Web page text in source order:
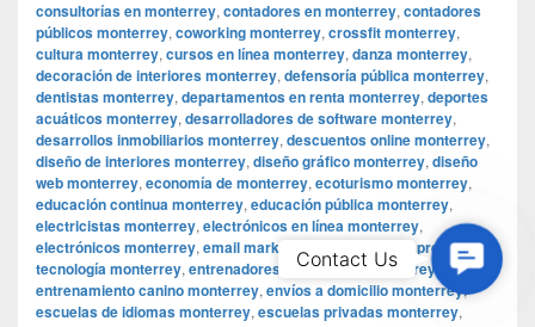
consultorías en monterrey, contadores en monterrey, contadores
públicos monterrey, coworking monterrey, crossfit monterrey,
cultura monterrey, cursos en línea monterrey, danza monterrey,
decoración de interiores monterrey, defensoría pública monterrey,
dentistas monterrey, departamentos en renta monterrey, deportes
acuáticos monterrey, desarrolladores de software monterrey,
desarrollos inmobiliarios monterrey, descuentos online monterrey,
diseño de interiores monterrey, diseño gráfico monterrey, diseño
web monterrey, economía de monterrey, ecoturismo monterrey,
educación continua monterrey, educación pública monterrey,
electricistas monterrey, electrónicos en línea monterrey,
electrónicos monterrey, email marketing monterrey,empresas de
tecnología monterrey, entrenadores personales monterrey
entrenamiento canino monterrey, envíos a domicilio monterrey,
escuelas de idiomas monterrey, escuelas privadas monterrey,
Us
Contact Us